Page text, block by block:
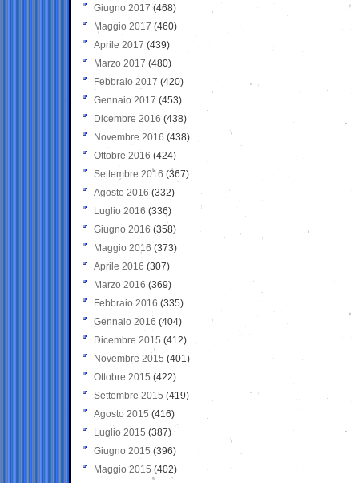
Giugno 2017 (468)
Maggio 2017 (460)
Aprile 2017 (439)
Marzo 2017 (480)
Febbraio 2017 (420)
Gennaio 2017 (453)
Dicembre 2016 (438)
Novembre 2016 (438)
Ottobre 2016 (424)
Settembre 2016 (367)
Agosto 2016 (332)
Luglio 2016 (336)
Giugno 2016 (358)
Maggio 2016 (373)
Aprile 2016 (307)
Marzo 2016 (369)
Febbraio 2016 (335)
Gennaio 2016 (404)
Dicembre 2015 (412)
Novembre 2015 (401)
Ottobre 2015 (422)
Settembre 2015 (419)
Agosto 2015 (416)
Luglio 2015 (387)
Giugno 2015 (396)
Maggio 2015 (402)